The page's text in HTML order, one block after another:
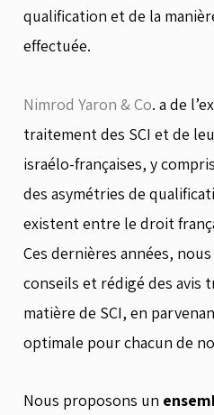
qualification et de la
effectuée.
Nimrod Yaron & Co. a de
traitement des SCI et de
israélo-françaises, y
des asymétries de
existent entre le droit
Ces dernières années,
conseils et rédigé des avis
matière de SCI, en
optimale pour chacun de
Nous proposons un